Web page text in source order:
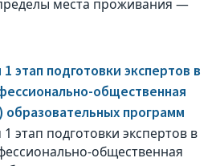
места проживания —
этап подготовки экспертов в
общественная
программ
этап подготовки экспертов в
общественная